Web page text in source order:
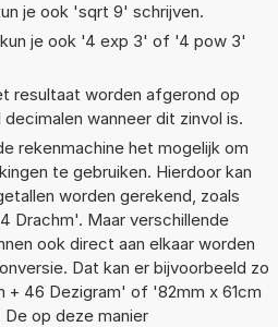
je ook 'sqrt 9' schrijven.
je ook '4 exp 3' of '4 pow 3'
resultaat worden afgerond op
wanneer dit zinvol is.
rekenmachine het mogelijk om
te gebruiken. Hierdoor kan
worden gerekend, zoals
Drachm'. Maar verschillende
ook direct aan elkaar worden
Dat kan er bijvoorbeeld zo
+ 46 Dezigram' of '82mm x 61cm
op deze manier